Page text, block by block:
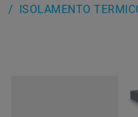
ISOLAMENTO